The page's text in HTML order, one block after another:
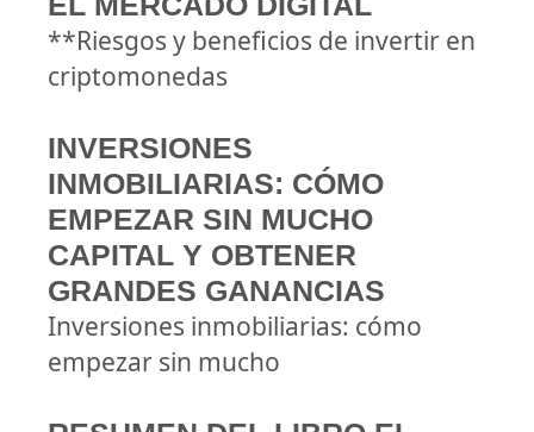
**Riesgos y beneficios de invertir en
criptomonedas
INVERSIONES
INMOBILIARIAS: CÓMO
EMPEZAR SIN MUCHO
CAPITAL Y OBTENER
GRANDES GANANCIAS
Inversiones inmobiliarias: cómo
empezar sin mucho